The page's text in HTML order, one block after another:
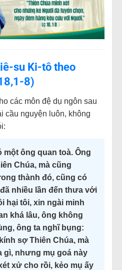
su Ki-tô theo
8)
các môn đệ dụ ngôn sau
cầu nguyện luôn, không
một ông quan toà. Ông
Chúa, mà cũng
thành đó, cũng có
nhiều lần đến thưa với
hại tôi, xin ngài minh
khá lâu, ông không
ông ta nghĩ bụng:
sợ Thiên Chúa, mà
gì, nhưng mụ goá này
xử cho rồi, kẻo mụ ấy